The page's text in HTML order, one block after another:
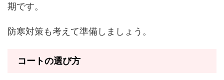
期です。
防寒対策も考えて準備しましょう。
コートの選び方